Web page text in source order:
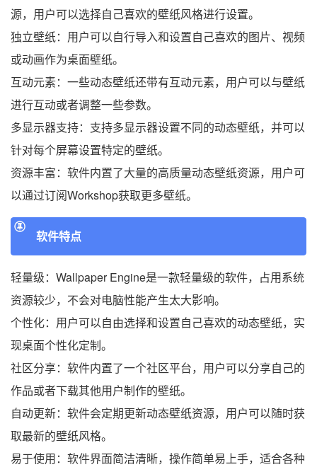
源，用户可以选择自己喜欢的壁纸风格进行设置。
独立壁纸：用户可以自行导入和设置自己喜欢的图片、视频
或动画作为桌面壁纸。
互动元素：一些动态壁纸还带有互动元素，用户可以与壁纸
进行互动或者调整一些参数。
多显示器支持：支持多显示器设置不同的动态壁纸，并可以
针对每个屏幕设置特定的壁纸。
资源丰富：软件内置了大量的高质量动态壁纸资源，用户可
以通过订阅Workshop获取更多壁纸。
软件特点
轻量级：Wallpaper Engine是一款轻量级的软件，占用系统
资源较少，不会对电脑性能产生太大影响。
个性化：用户可以自由选择和设置自己喜欢的动态壁纸，实
现桌面个性化定制。
社区分享：软件内置了一个社区平台，用户可以分享自己的
作品或者下载其他用户制作的壁纸。
自动更新：软件会定期更新动态壁纸资源，用户可以随时获
取最新的壁纸风格。
易于使用：软件界面简洁清晰，操作简单易上手，适合各种